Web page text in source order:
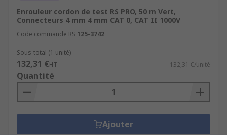
Enrouleur cordon de test RS PRO, 50 m Vert,
Connecteurs 4 mm 4 mm CAT 0, CAT II 1000V
Code commande RS 125-3742
Sous-total (1 unité)
132,31 €HT 132,31 €/unité
Quantité
Ajouter